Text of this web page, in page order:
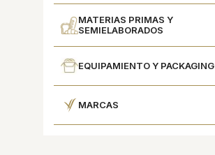
MATERIAS PRIMAS Y
SEMIELABORADOS
EQUIPAMIENTO Y PACKAGING
MARCAS